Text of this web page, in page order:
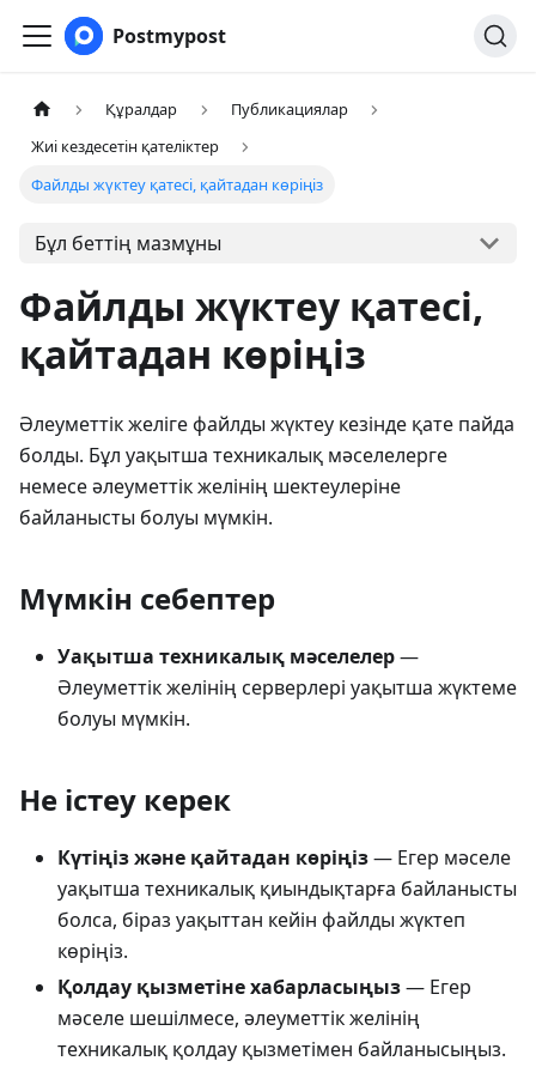
Postmypost
Құралдар
Публикациялар
Жиі кездесетін қателіктер
Файлды жүктеу қатесі, қайтадан көріңіз
Бұл беттің мазмұны
Файлды жүктеу қатесі,
қайтадан көріңіз
Әлеуметтік желіге файлды жүктеу кезінде қате пайда
болды. Бұл уақытша техникалық мәселелерге
немесе әлеуметтік желінің шектеулеріне
байланысты болуы мүмкін.
Мүмкін себептер
Уақытша техникалық мәселелер—
Әлеуметтік желінің серверлері уақытша жүктеме
болуы мүмкін.
Не істеу керек
Күтіңіз және қайтадан көріңіз— Егер мәселе
уақытша техникалық қиындықтарға байланысты
болса, біраз уақыттан кейін файлды жүктеп
көріңіз.
Қолдау қызметіне хабарласыңыз— Егер
мәселе шешілмесе, әлеуметтік желінің
техникалық қолдау қызметімен байланысыңыз.